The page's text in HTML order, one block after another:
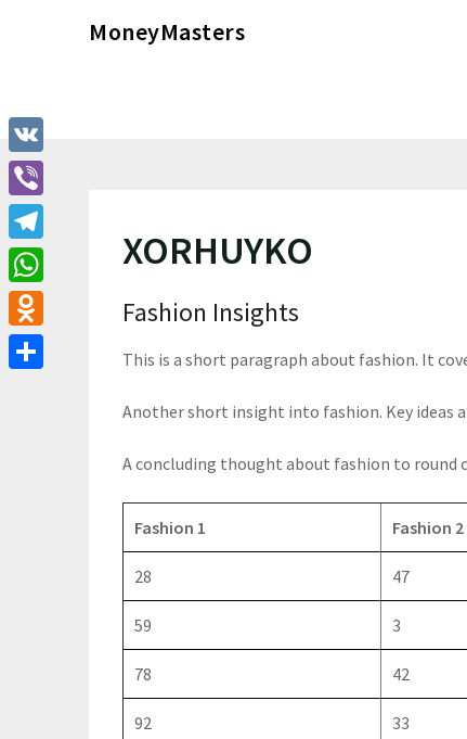
MoneyMasters
XORHUYKO
Fashion Insights
This is a short paragraph about fashion. It
Another short insight into fashion. Key ideas
A concluding thought about fashion to round
Fashion 1 Fashion 2
28 47
59 3
78 42
92 33
VK
Viber
Telegram
WhatsApp
Odnoklassniki